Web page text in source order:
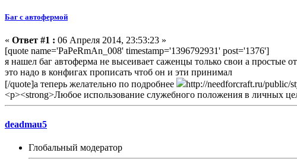
Баг с автофермой
« Ответ #1 : 06 Апреля 2014, 23:53:23 »
[quote name='PaPeRmAn_008' timestamp='1396792931' post='1376']
я нашел баг автоферма не высеивает саженцы только свои а простые
это надо в конфигах прописать чтоб он и эти принимал
[/quote]а теперь желательно по подробнее
http://needforcraft.ru/public/
<p><strong>Любое использование служебного положения в личных
deadmau5
Глобальный модератор